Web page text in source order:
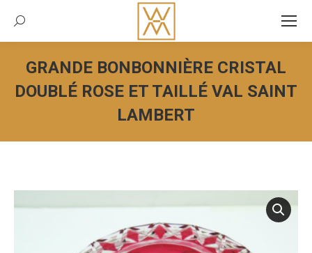
Recherche:
GRANDE BONBONNIÈRE CRISTAL
DOUBLÉ ROSE ET TAILLÉ VAL SAINT
LAMBERT
Vous êtes ici :